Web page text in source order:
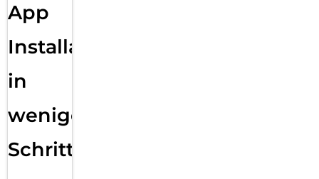
App
Installation
in
wenigen
Schritten